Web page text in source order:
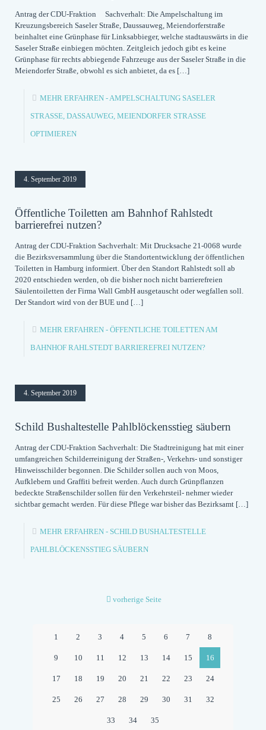
Antrag der CDU-Fraktion Sachverhalt: Die Ampelschaltung im
Kreuzungsbereich Saseler Straße, Daussauweg, Meiendorferstraße
beinhaltet eine Grünphase für Linksabbieger, welche stadtauswärts in die
Saseler Straße einbiegen möchten. Zeitgleich jedoch gibt es keine
Grünphase für rechts abbiegende Fahrzeuge aus der Saseler Straße in die
Meiendorfer Straße, obwohl es sich anbietet, da es […]
MEHR ERFAHREN - AMPELSCHALTUNG SASELER
STRASSE, DASSAUWEG, MEIENDORFER STRASSE OP
TIMIEREN
4. September 2019
Öffentliche Toiletten am Bahnhof Rahlstedt
barrierefrei nutzen?
Antrag der CDU-Fraktion Sachverhalt: Mit Drucksache 21-0068 wurde
die Bezirksversammlung über die Standortentwicklung der öffentlichen
Toiletten in Hamburg informiert. Über den Standort Rahlstedt soll ab
2020 entschieden werden, ob die bisher noch nicht barrierefreien
Säulentoiletten der Firma Wall GmbH ausgetauscht oder wegfallen soll.
Der Standort wird von der BUE und […]
MEHR ERFAHREN - ÖFFENTLICHE TOILETTEN AM
BAHNHOF RAHLSTEDT BARRIEREFREI NUTZEN?
4. September 2019
Schild Bushaltestelle Pahlblöckensstieg säubern
Antrag der CDU-Fraktion Sachverhalt: Die Stadtreinigung hat mit einer
umfangreichen Schilderreinigung der Straßen-, Verkehrs- und sonstiger
Hinweisschilder begonnen. Die Schilder sollen auch von Moos,
Aufklebern und Graffiti befreit werden. Auch durch Grünpflanzen
bedeckte Straßenschilder sollen für den Verkehrsteil- nehmer wieder
sichtbar gemacht werden. Für diese Pflege war bisher das Bezirksamt […]
MEHR ERFAHREN - SCHILD BUSHALTESTELLE
PAHLBLÖCKENSSTIEG SÄUBERN
vorherige Seite
1 2 3 4 5 6 7 8
9 10 11 12 13 14 15 16
17 18 19 20 21 22 23 24
25 26 27 28 29 30 31 32
33 34 35